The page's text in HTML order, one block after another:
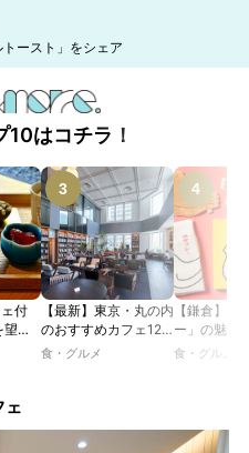
ースト」をシェア
10はコチラ！
付
む
で味
】
【最新】東京・丸の内
のおすすめカフェ12
選｜ひとりでゆったり
食・グルメ
【鎌倉】「
ー」の魅力
説！ 定番商
食・グルメ
ェ